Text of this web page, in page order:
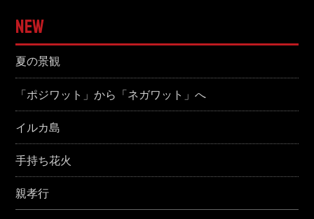
NEW
夏の景観
「ポジワット」から「ネガワット」へ
イルカ島
手持ち花火
親孝行